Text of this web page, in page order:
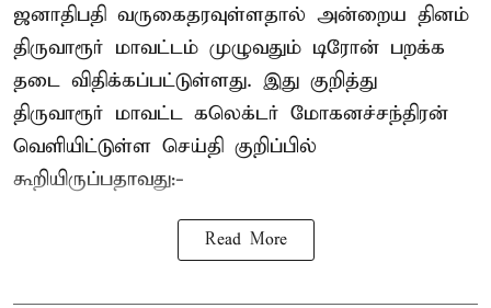
ஜனாதிபதி வருகைதரவுள்ளதால் அன்றைய தினம்
திருவாரூர் மாவட்டம் முழுவதும் டிரோன் பறக்க
தடை விதிக்கப்பட்டுள்ளது. இது குறித்து
திருவாரூர் மாவட்ட கலெக்டர் மோகனச்சந்திரன்
வெளியிட்டுள்ள செய்தி குறிப்பில்
கூறியிருப்பதாவது:-
Read More